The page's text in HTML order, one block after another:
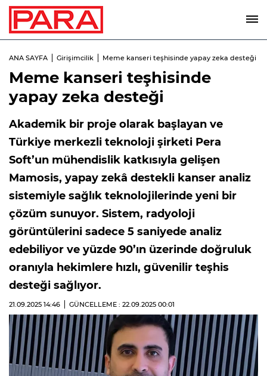
ANA SAYFA Girişimcilik Meme kanseri teşhisinde yapay zeka desteği
Meme kanseri teşhisinde
yapay zeka desteği
Akademik bir proje olarak başlayan ve
Türkiye merkezli teknoloji şirketi Pera
Soft’un mühendislik katkısıyla gelişen
Mamosis, yapay zekâ destekli kanser analiz
sistemiyle sağlık teknolojilerinde yeni bir
çözüm sunuyor. Sistem, radyoloji
görüntülerini sadece 5 saniyede analiz
edebiliyor ve yüzde 90’ın üzerinde doğruluk
oranıyla hekimlere hızlı, güvenilir teşhis
desteği sağlıyor.
21.09.2025 14:46 GÜNCELLEME : 22.09.2025 00:01